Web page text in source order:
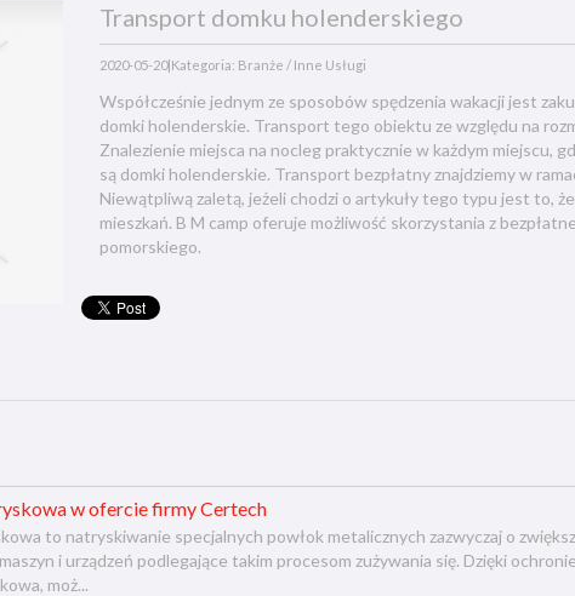
Transport domku holenderskiego
2020-05-20|Kategoria: Branże / Inne Usługi
Współcześnie jednym ze sposobów spędzenia wakacji jest
domki holenderskie. Transport tego obiektu ze względu na
Znalezienie miejsca na nocleg praktycznie w każdym miejscu,
są domki holenderskie. Transport bezpłatny znajdziemy w
Niewątpliwą zaletą, jeżeli chodzi o artykuły tego typu jest to,
mieszkań. B M camp oferuje możliwość skorzystania z
pomorskiego.
w ofercie firmy Certech
to natryskiwanie specjalnych powłok metalicznych zazwyczaj o
i urządzeń podlegające takim procesom zużywania się. Dzięki
moż...